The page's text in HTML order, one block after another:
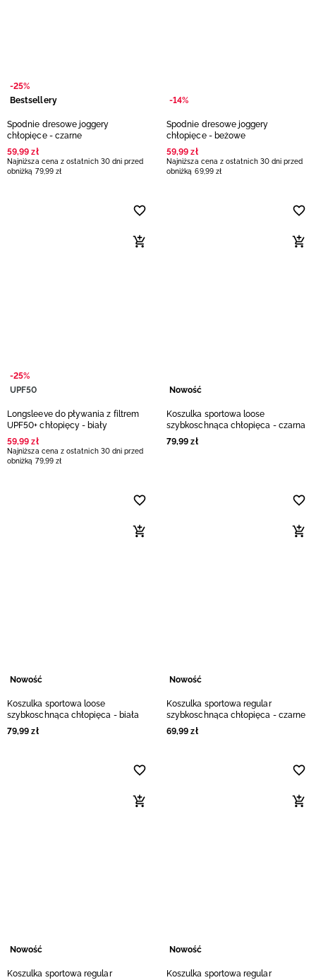
-25%
Bestsellery
Spodnie dresowe joggery
chłopięce - czarne
59,99 zł
Najniższa cena z ostatnich 30 dni przed
obniżką 79,99 zł
-14%
Spodnie dresowe joggery
chłopięce - beżowe
59,99 zł
Najniższa cena z ostatnich 30 dni przed
obniżką 69,99 zł
-25%
UPF50
Longsleeve do pływania z filtrem
UPF50+ chłopięcy - biały
59,99 zł
Najniższa cena z ostatnich 30 dni przed
obniżką 79,99 zł
Nowość
Koszulka sportowa loose
szybkoschnąca chłopięca - czarna
79,99 zł
Nowość
Koszulka sportowa loose
szybkoschnąca chłopięca - biała
79,99 zł
Nowość
Koszulka sportowa regular
szybkoschnąca chłopięca - czarne
69,99 zł
Nowość
Koszulka sportowa regular
Nowość
Koszulka sportowa regular